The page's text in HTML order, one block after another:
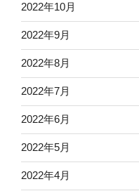
2022年10月
2022年9月
2022年8月
2022年7月
2022年6月
2022年5月
2022年4月